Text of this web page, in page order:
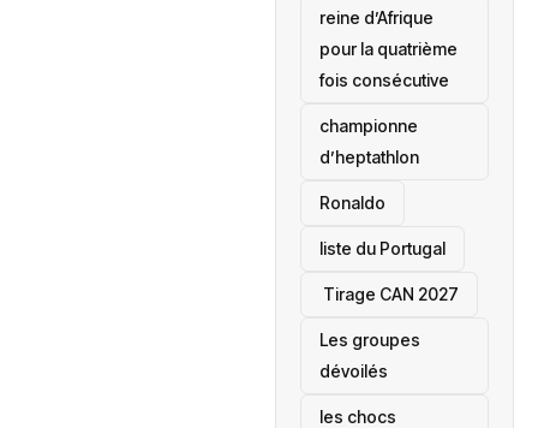
reine d’Afrique
pour la quatrième
fois consécutive
championne
d’heptathlon
Ronaldo
liste du Portugal
‎ Tirage CAN 2027
Les groupes
dévoilés
les chocs